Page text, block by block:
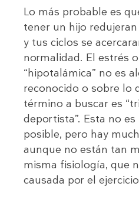
Lo más probable es
tener un hijo
y tus ciclos se
normalidad. El estrés
“hipotalámica” no es
reconocido o sobre lo
término a buscar es
deportista”. Esta no
posible, pero hay
aunque no están tan
misma fisiología, que
causada por el